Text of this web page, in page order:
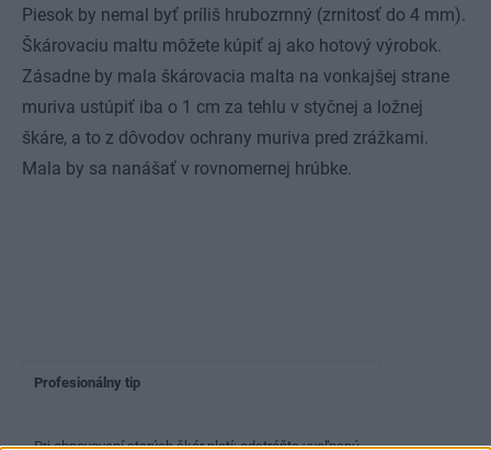
Piesok by nemal byť príliš hrubozrnný (zrnitosť do 4 mm).
Škárovaciu maltu môžete kúpiť aj ako hotový výrobok.
Zásadne by mala škárovacia malta na vonkajšej strane
muriva ustúpiť iba o 1 cm za tehlu v styčnej a ložnej
škáre, a to z dôvodov ochrany muriva pred zrážkami.
Mala by sa nanášať v rovnomernej hrúbke.
Profesionálny tip
Pri obnovovaní starých škár platí: odstráňte uvoľnenú